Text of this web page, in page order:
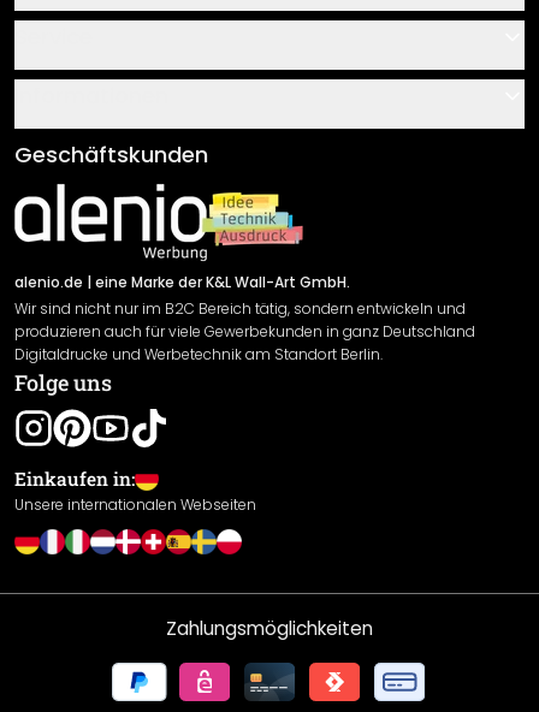
Über uns
Klebe- und Montageanleitungen
Newsletter An-/Abmeldung
Sendungsverfolgung
AGB
Impressum
Versand & Zahlung
Rücksendung
Widerrufsrecht
Datenschutzerklärung
Gewährleistung
Leistungserklärung / CE-Zeichen
Cookie Einstellungen
Geschäftskunden
alenio.de | eine Marke der K&L Wall-Art GmbH.
Wir sind nicht nur im B2C Bereich tätig, sondern entwickeln und
produzieren auch für viele Gewerbekunden in ganz Deutschland
Digitaldrucke und Werbetechnik am Standort Berlin.
Folge uns
Einkaufen in:
Unsere internationalen Webseiten
Zahlungsmöglichkeiten